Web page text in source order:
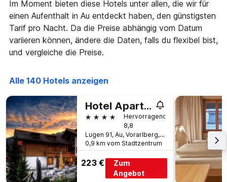
hat
1
X-
Achse,
die
die
Das
hat
1
Y-
Achse,
die
den
durchschnittlichen
Zimmerpreis
anzeigt.
Im Moment bieten diese Hotels unter allen, die wir für
einen Aufenthalt in Au entdeckt haben, den günstigsten
Tarif pro Nacht. Da die Preise abhängig vom Datum
variieren können, ändere die Daten, falls du flexibel bist,
und vergleiche die Preise.
Alle 140 Hotels anzeigen
Hotel Apartments Alpenrose
4 Sterne
Hervorragend
8,8
Lugen 91, Au, Vorarlberg, Österreich
0,9 km vom Stadtzentrum
223 €
Zum
Angebot